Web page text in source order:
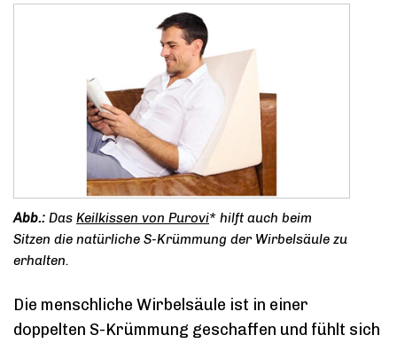
Das Keilkissen von Purovi* hilft auch beim
Sitzen die natürliche S-Krümmung der Wirbelsäule zu
erhalten.
Die menschliche Wirbelsäule ist in einer
doppelten S-Krümmung geschaffen und fühlt sich